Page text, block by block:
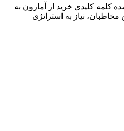
کلمه کلیدی خرید از آمازون به
نیاز به استراتژی